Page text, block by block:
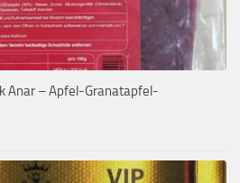
Anar – Apfel-Granatapfel-